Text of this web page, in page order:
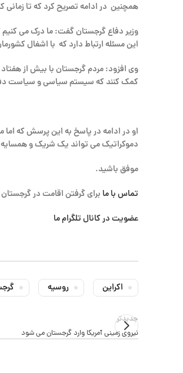
همچنین در ادامه تصریح کرد که تا زمانی
وزیر دفاع گرجستان گفت: ما درک می کنیم
این مسئله ارتباط دارد که با اشغال
وی افزود: مردم گرجستان با بیش از هفتاد
کمک کنند که سیستم سیاسی و سیاست
او در ادامه در پاسخ به این پرسش که
دموکراتیک می تواند یک شریک و همسایه
موفق باشید.
تماس با ما برای گرفتن اقامت در
عضویت در کانال تلگرام ما
اکراین روسیه
جدیدتر
نیروی زمینی آمریکا وارد گرجستان می شود